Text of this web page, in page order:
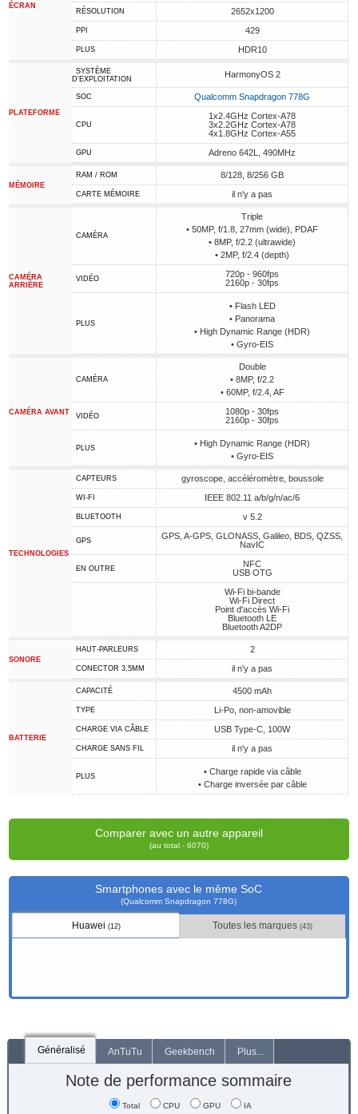
ÉCRAN
RÉSOLUTION 2652x1200
PPI 429
PLUS HDR10
PLATEFORME
SYSTÈME
D'EXPLOITATION
HarmonyOS 2
SOC Qualcomm Snapdragon 778G
CPU
1x2.4GHz Cortex-A78
3x2.2GHz Cortex-A78
4x1.8GHz Cortex-A55
GPU Adreno 642L, 490MHz
MÉMOIRE
RAM / ROM 8/128, 8/256 GB
CARTE MÉMOIRE il n'y a pas
CAMÉRA
ARRIÈRE
CAMÉRA
Triple
• 50MP, f/1.8, 27mm (wide), PDAF
• 8MP, f/2.2 (ultrawide)
• 2MP, f/2.4 (depth)
VIDÉO
720p - 960fps
2160p - 30fps
PLUS
• Flash LED
• Panorama
• High Dynamic Range (HDR)
• Gyro-EIS
CAMÉRA AVANT
CAMÉRA
Double
• 8MP, f/2.2
• 60MP, f/2.4, AF
VIDÉO
1080p - 30fps
2160p - 30fps
PLUS
• High Dynamic Range (HDR)
• Gyro-EIS
TECHNOLOGIES
CAPTEURS gyroscope, accéléromètre, boussole
WI-FI IEEE 802.11 a/b/g/n/ac/6
BLUETOOTH v 5.2
GPS
GPS, A-GPS, GLONASS, Galileo, BDS, QZSS,
NavIC
EN OUTRE
NFC
USB OTG
Wi-Fi bi-bande
Wi-Fi Direct
Point d'accès Wi-Fi
Bluetooth LE
Bluetooth A2DP
SONORE
HAUT-PARLEURS 2
CONECTOR 3,5MM il n'y a pas
BATTERIE
CAPACITÉ 4500 mAh
TYPE Li-Po, non-amovible
CHARGE VIA CÂBLE USB Type-C, 100W
CHARGE SANS FIL il n'y a pas
PLUS
• Charge rapide via câble
• Charge inversée par câble
Comparer avec un autre appareil
(au total - 6070)
Smartphones avec le même SoC
(Qualcomm Snapdragon 778G)
Huawei (12) Toutes les marques(43)
Généralisé AnTuTu Geekbench Plus...
Note de performance sommaire
Total CPU GPU IA